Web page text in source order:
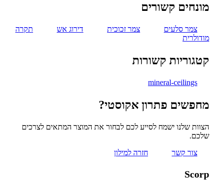
קשורים
צמר סלעים צמר זכוכית דירוג אש
קשורות
mineral-ceilings
פתרון אקוסטי?
שלנו ישמח לסייע לכם לבחור את המוצר המתאים לצרכים
צור קשר
חזרה למילון